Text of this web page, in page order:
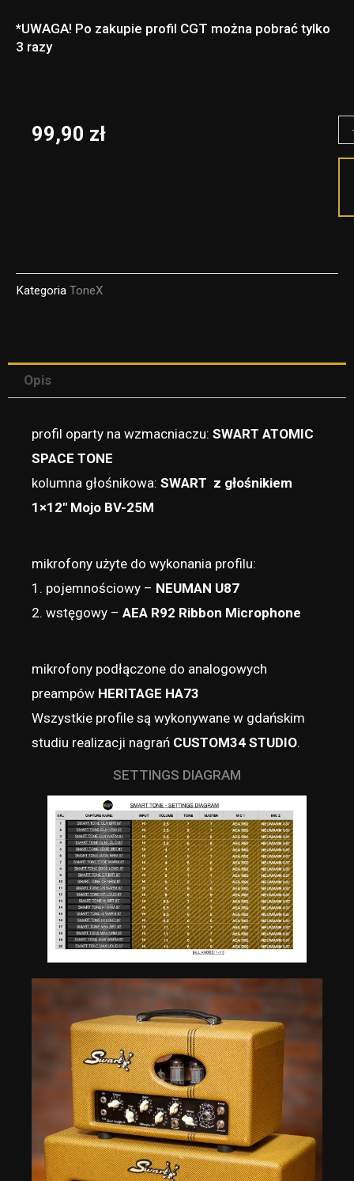
*UWAGA! Po zakupie profil CGT można pobrać tylko
3 razy
99,90 zł
Kategoria ToneX
Opis
profil oparty na wzmacniaczu: SWART ATOMIC
SPACE TONE
kolumna głośnikowa: SWART z głośnikiem
1×12″ Mojo BV-25M
mikrofony użyte do wykonania profilu:
1. pojemnościowy – NEUMAN U87
2. wstęgowy – AEA R92 Ribbon Microphone
mikrofony podłączone do analogowych
preampów HERITAGE HA73
Wszystkie profile są wykonywane w gdańskim
studiu realizacji nagrań CUSTOM34 STUDIO.
SETTINGS DIAGRAM